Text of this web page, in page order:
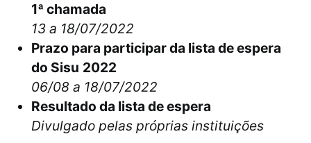
1ª chamada
13 a 18/07/2022
Prazo para participar da lista de espera
do Sisu 2022
06/08 a 18/07/2022
Resultado da lista de espera
Divulgado pelas próprias instituições